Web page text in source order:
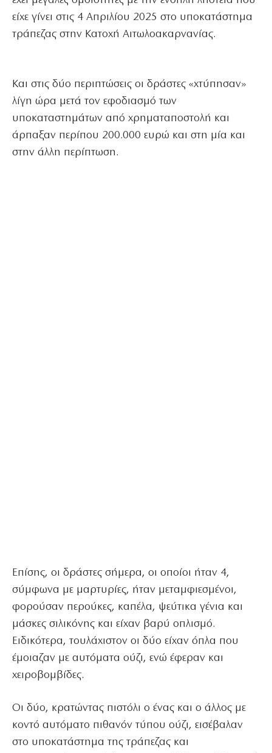
είχε γίνει στις 4 Απριλίου 2025 στο υποκατάστημα
τράπεζας στην Κατοχή Αιτωλοακαρνανίας.
Και στις δύο περιπτώσεις οι δράστες «χτύπησαν»
λίγη ώρα μετά τον εφοδιασμό των
υποκαταστημάτων από χρηματαποστολή και
άρπαξαν περίπου 200.000 ευρώ και στη μία και
στην άλλη περίπτωση.
Επίσης, οι δράστες σήμερα, οι οποίοι ήταν 4,
σύμφωνα με μαρτυρίες, ήταν μεταμφιεσμένοι,
φορούσαν περούκες, καπέλα, ψεύτικα γένια και
μάσκες σιλικόνης και είχαν βαρύ οπλισμό.
Ειδικότερα, τουλάχιστον οι δύο είχαν όπλα που
έμοιαζαν με αυτόματα ούζι, ενώ έφεραν και
χειροβομβίδες.
Οι δύο, κρατώντας πιστόλι ο ένας και ο άλλος με
κοντό αυτόματο πιθανόν τύπου ούζι, εισέβαλαν
στο υποκατάστημα της τράπεζας και